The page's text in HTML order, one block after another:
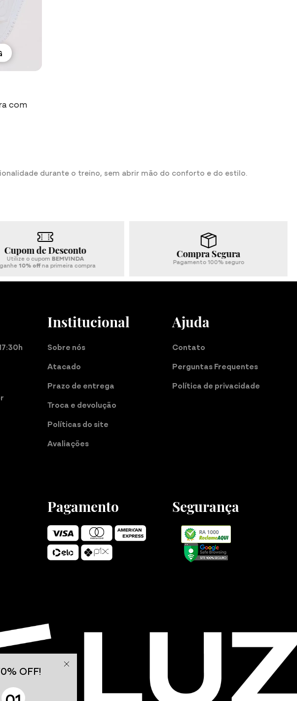
com
durante o treino, sem abrir mão do conforto e do estilo.
Compra Segura
Pagamento 100% seguro
Frete Grátis
A partir de R$299,00 (Sudeste, Centro-Oeste,
ou acima de R$399,00 (Demais Estados)
Institucional
Sobre nós
Atacado
Prazo de entrega
Troca e devolução
Políticas do site
Avaliações
Ajuda
Contato
Perguntas Frequentes
Política de privacidade
Pagamento Segurança
OFF!